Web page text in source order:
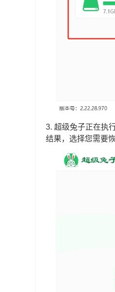
3. 超级兔子正在执
结果，选择您需要